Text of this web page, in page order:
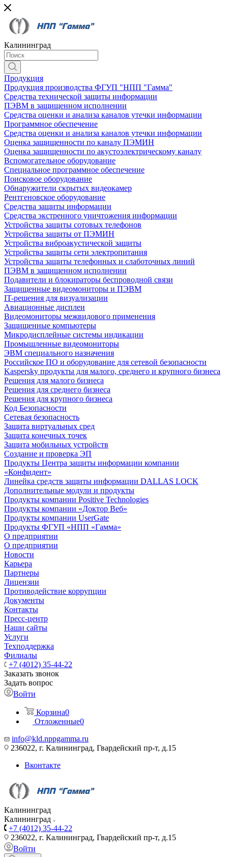
Калининград
Продукция
Продукция производства ФГУП "НПП "Гамма"
Средства технической защиты информации
ПЭВМ в защищенном исполнении
Средства оценки и анализа каналов утечки информации
Программное обеспечение
Средства оценки и анализа каналов утечки информации
Оценка защищенности по каналу ПЭМИН
Оценка защищенности по акустоэлектрическому каналу
Вспомогательное оборудование
Специальное программное обеспечение
Поисковое оборудование
Обнаружители скрытых видеокамер
Рентгеновское оборудование
Средства защиты информации
Средства экстренного уничтожения информации
Устройства защиты сотовых телефонов
Устройства защиты от ПЭМИН
Устройства виброакустической защиты
Устройства защиты сети электропитания
Устройства защиты телефонных и слаботочных линий
ПЭВМ в защищенном исполнении
Подавители и блокираторы беспроводной связи
Защищенные видеомониторы и ПЭВМ
IT-решения для визуализации
Авиационные дисплеи
Видеомониторы межвидового применения
Защищенные компьютеры
Микродисплейные системы индикации
Промышленные видеомониторы
ЭВМ специального назначения
Российское ПО и оборудование для сетевой безопасности
Kaspersky продукты для малого, среднего и крупного бизнеса
Решения для малого бизнеса
Решения для среднего бизнеса
Решения для крупного бизнеса
Код Безопасности
Сетевая безопасность
Защита виртуальных сред
Защита конечных точек
Защита мобильных устройств
Создание и проверка ЭП
Продукты Центра защиты информации компании
«Конфидент»
Линейка средств защиты информации DALLAS LOCK
Дополнительные модули и продукты
Продукты компании Positive Technologies
Продукты компании «Доктор Веб»
Продукты компании UserGate
Продукты ФГУП «НПП «Гамма»
О предприятии
О предприятии
Новости
Карьера
Партнеры
Лицензии
Противодействие коррупции
Документы
Контакты
Пресс-центр
Наши сайты
Услуги
Техподдержка
Филиалы
+7 (4012) 35-44-22
Заказать звонок
Задать вопрос
Войти
Корзина0
Отложенные0
info@kld.nppgamma.ru
236022, г. Калининград, Гвардейский пр-т, д.15
Вконтакте
Калининград
Калининград
+7 (4012) 35-44-22
236022, г. Калининград, Гвардейский пр-т, д.15
Войти